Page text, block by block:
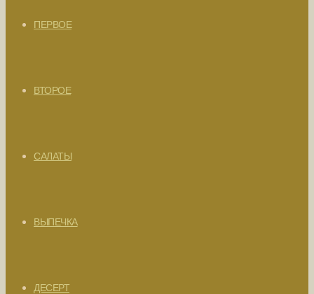
ПЕРВОЕ
ВТОРОЕ
САЛАТЫ
ВЫПЕЧКА
ДЕСЕРТ